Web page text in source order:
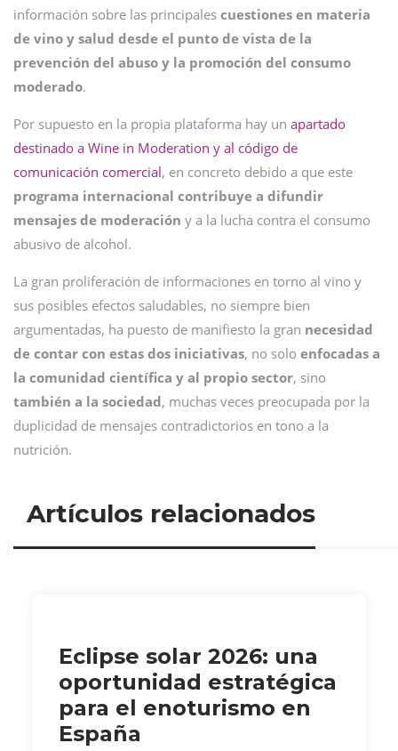
información sobre las principales cuestiones en materia
de vino y salud desde el punto de vista de la
prevención del abuso y la promoción del consumo
moderado.
Por supuesto en la propia plataforma hay un apartado
destinado a Wine in Moderation y al código de
comunicación comercial, en concreto debido a que este
programa internacional contribuye a difundir
mensajes de moderación y a la lucha contra el consumo
abusivo de alcohol.
La gran proliferación de informaciones en torno al vino y
sus posibles efectos saludables, no siempre bien
argumentadas, ha puesto de manifiesto la gran necesidad
de contar con estas dos iniciativas, no solo enfocadas a
la comunidad científica y al propio sector, sino
también a la sociedad, muchas veces preocupada por la
duplicidad de mensajes contradictorios en tono a la
nutrición.
Artículos relacionados
Eclipse solar 2026: una
oportunidad estratégica
para el enoturismo en
España